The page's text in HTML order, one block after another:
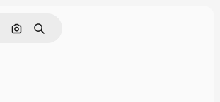
Nach Bild suchen
Suchen